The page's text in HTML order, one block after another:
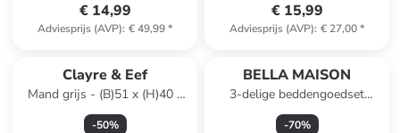
€ 14,99
Adviesprijs (AVP): € 49,99*
€ 15,99
Adviesprijs (AVP): € 27,00*
Clayre & Eef
Mand grijs - (B)51 x (H)40 x
(D)22 cm
-50%
BELLA MAISON
3-delige beddengoedset
''Daisy'' beige
-70%